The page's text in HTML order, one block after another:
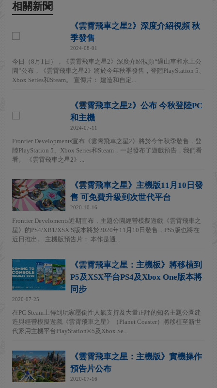
相關新聞
《雲霄飛車之星2》深度介紹視頻 秋
季發售
2024-08-01
今日（8月1日），《雲霄飛車之星2》深度介紹視頻“過山車和水上公
園”公布，《雲霄飛車之星2》將於今年秋季發售，登陸PlayStation 5、
Xbox Series和Steam。 宣傳片： 建造和自定...
《雲霄飛車之星2》公布 今秋登陸PC
和主機
2024-07-11
Frontier Developments宣布《雲霄飛車之星2》將於今年秋季發售，登
陸PlayStation 5、Xbox Series和Steam，一起發布了遊戲預告，我們看
看。 《雲霄飛車之星2》...
《雲霄飛車之星》主機版11月10日發
售 可免費升級到次世代平台
2020-10-16
Frontier Develoments近期宣布，主題公園經營模擬遊戲《雲霄飛車之
星》的PS4/XB1/XSX|S版本將於2020年11月10日發售，PS5版也將在
近日推出。 主機版預告片： 本作是通...
《雲霄飛車之星：主機板》將移植到
P5及XSX平台PS4及Xbox One版本將
同步
2020-07-25
在PC Steam上得到玩家壓倒性人氣支持及大量正評的知名主題公園建
造與經營模擬遊戲《雲霄飛車之星》（Planet Coaster）將移植至新世
代家用主機平台PlayStation®5及Xbox Se...
《雲霄飛車之星：主機版》實機操作
預告片公布
2020-07-16